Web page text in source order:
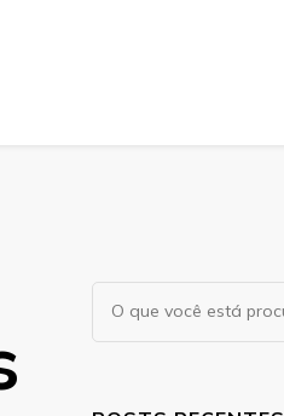
Procurando
algo?